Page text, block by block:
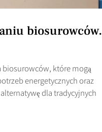
biosurowców.
które mogą
energetycznych oraz
dla tradycyjnych